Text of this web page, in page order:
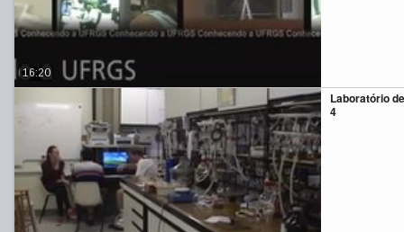
16:20
Laboratório
4